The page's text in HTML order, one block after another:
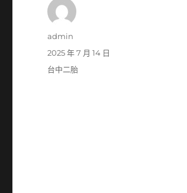
作
admin
發
佈
2025 年 7 月 14 日
分
台中二胎